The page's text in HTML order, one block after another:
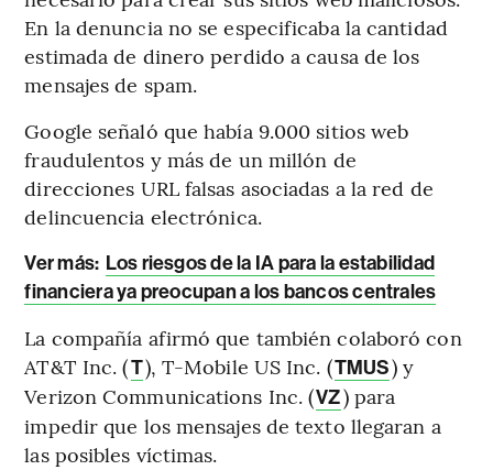
En la denuncia no se especificaba la cantidad
estimada de dinero perdido a causa de los
mensajes de spam.
Google señaló que había 9.000 sitios web
fraudulentos y más de un millón de
direcciones URL falsas asociadas a la red de
delincuencia electrónica.
Ver más: Los riesgos de la IA para la estabilidad
financiera ya preocupan a los bancos centrales
La compañía afirmó que también colaboró con
AT&T Inc. (T), T-Mobile US Inc. (TMUS) y
Verizon Communications Inc. (VZ) para
impedir que los mensajes de texto llegaran a
las posibles víctimas.